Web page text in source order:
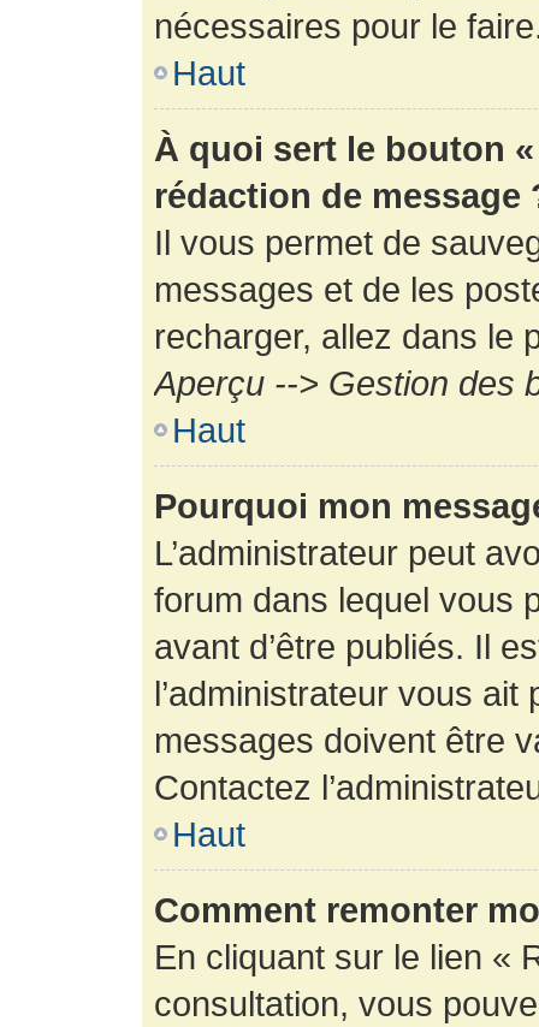
nécessaires pour le
Haut
À quoi sert le bouton
rédaction de message
Il vous permet de
messages et de les
recharger, allez dans le
Aperçu --> Gestion des
Haut
Pourquoi mon
L’administrateur peut
forum dans lequel vous
avant d’être publiés. Il
l’administrateur vous
messages doivent être
Contactez
Haut
Comment remonter
En cliquant sur le lien «
consultation, vous